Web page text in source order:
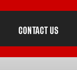
CONTACT US